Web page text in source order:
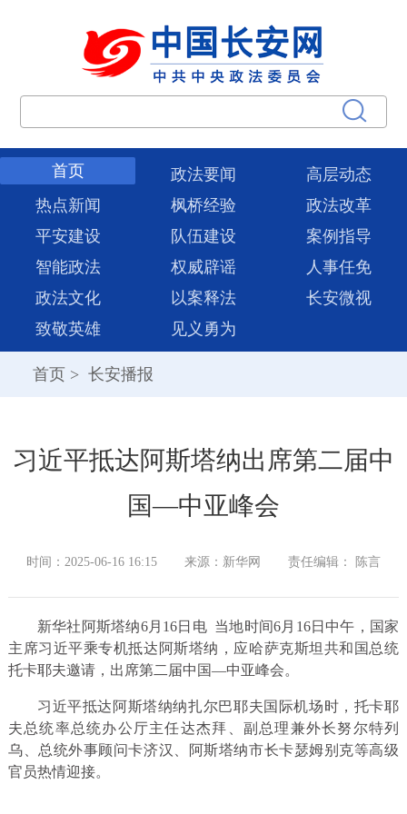
首页 政法要闻
高层动态
热点新闻
枫桥经验
政法改革
平安建设
队伍建设
案例指导
智能政法
权威辟谣
人事任免
政法文化
以案释法
长安微视
致敬英雄
见义勇为
首页 > 长安播报
习近平抵达阿斯塔纳出席第二届中
国—中亚峰会
时间：2025-06-16 16:15 来源：新华网 责任编辑： 陈言
新华社阿斯塔纳6月16日电 当地时间6月16日中午，国家
主席习近平乘专机抵达阿斯塔纳，应哈萨克斯坦共和国总统
托卡耶夫邀请，出席第二届中国—中亚峰会。
习近平抵达阿斯塔纳纳扎尔巴耶夫国际机场时，托卡耶
夫总统率总统办公厅主任达杰拜、副总理兼外长努尔特列
乌、总统外事顾问卡济汉、阿斯塔纳市长卡瑟姆别克等高级
官员热情迎接。